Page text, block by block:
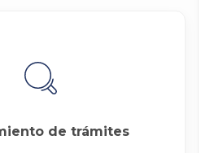
de trámites